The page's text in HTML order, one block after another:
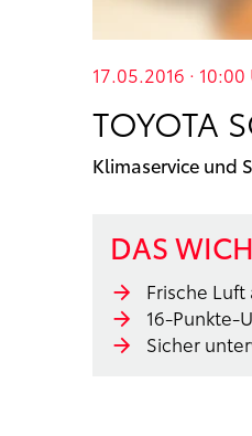
17.05.2016 · 10:00
TOYOTA
Klimaservice und
DAS
Frische
16-Punkte-
Sicher